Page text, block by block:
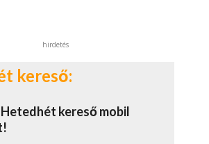
hirdetés
kereső:
kereső mobil